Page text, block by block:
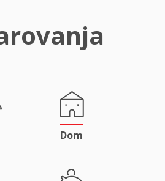
Dom